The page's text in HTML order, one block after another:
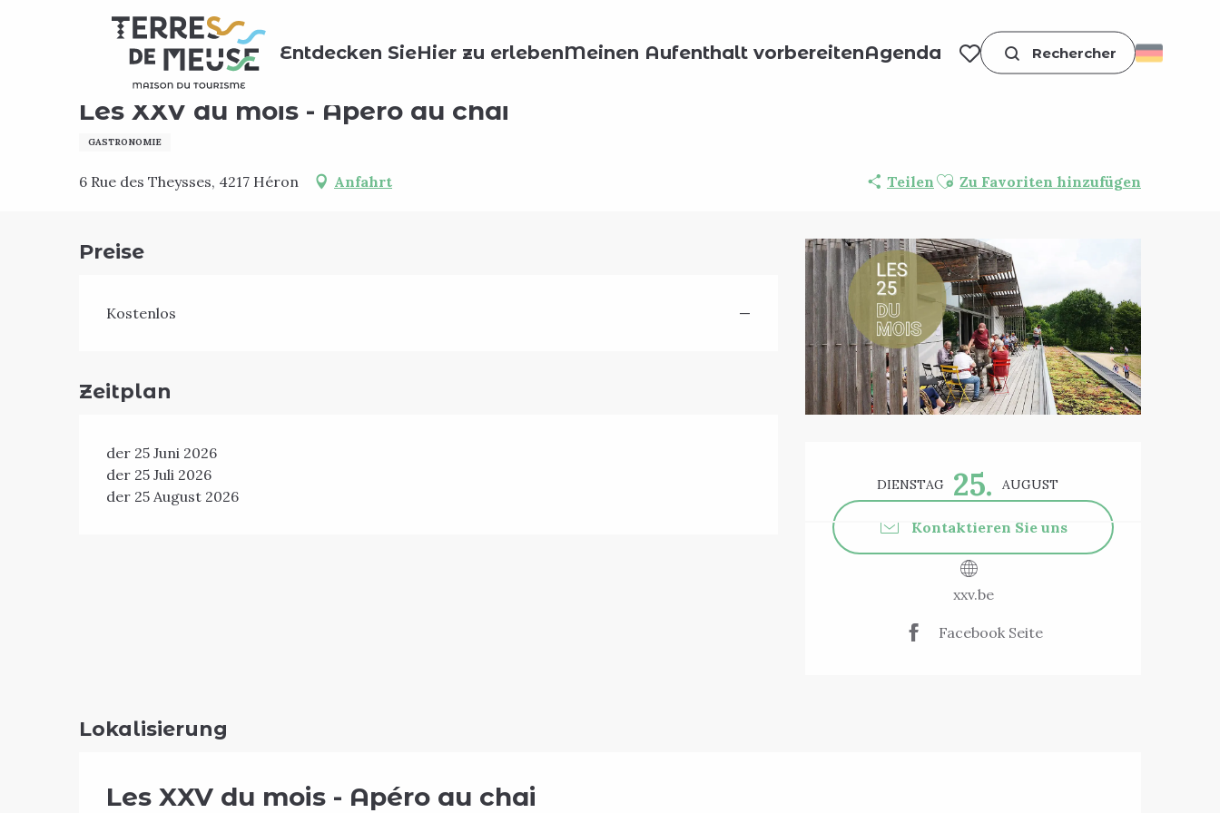
Voir les favoris
Suche
Entdecken SieHier zu erlebenMeinen Aufenthalt vorbereitenAgenda
Home Agenda Les XXV du mois - Apéro au chai
Dienstag 25. august
Les XXV du mois - Apéro au chai
GASTRONOMIE
6 Rue des Theysses, 4217 Héron Anfahrt Teilen Ajouter aux favoris
Zu Favoriten hinzufügen
Öffnungszeiten
DIENSTAG 25. AUGUST
Kontaktieren Sie uns
xxv.be
Facebook Seite
Preise
Kostenlos —
Zeitplan
der 25 Juni 2026
der 25 Juli 2026
der 25 August 2026
Lokalisierung
Les XXV du mois - Apéro au chai